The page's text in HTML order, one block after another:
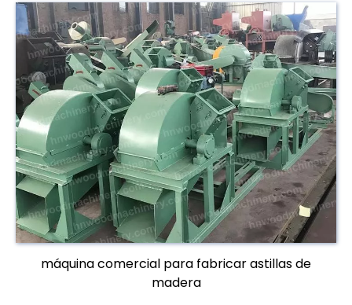
máquina comercial para fabricar astillas de
madera